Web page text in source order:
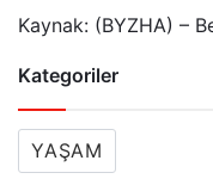
Kaynak: (BYZHA) –
Kategoriler
YAŞAM